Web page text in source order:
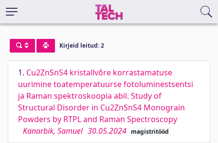
Kirjeid leitud: 2
1. Cu2ZnSnS4 kristallvõre korrastamatuse
uurimine toatemperatuurse fotoluminestsentsi
ja Raman spektroskoopia abil. Study of
Structural Disorder in Cu2ZnSnS4 Monograin
Powders by RTPL and Raman Spectroscopy
Kanarbik, Samuel 30.05.2024 magistritööd